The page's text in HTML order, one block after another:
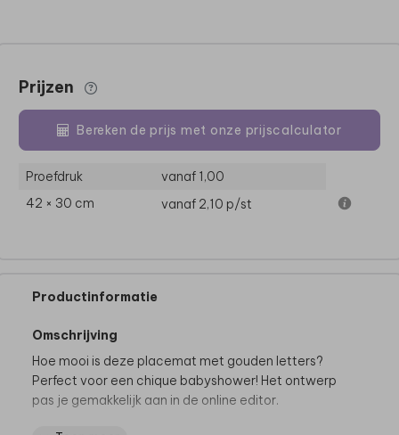
Prijzen
Bereken de prijs met onze prijscalculator
Proefdruk
vanaf 1,00
42 × 30 cm
vanaf 2,10 p/st
Productinformatie
Omschrijving
Hoe mooi is deze placemat met gouden letters?
Perfect voor een chique babyshower! Het ontwerp
pas je gemakkelijk aan in de online editor.